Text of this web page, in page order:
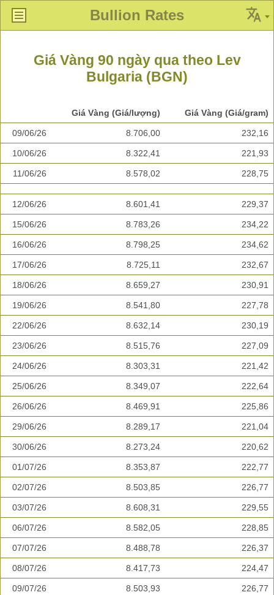
Bullion Rates
Giá Vàng 90 ngày qua theo Lev
Bulgaria (BGN)
Giá Vàng (Giá/lượng) Giá Vàng (Giá/gram)
09/06/26 8.706,00 232,16
10/06/26 8.322,41 221,93
11/06/26 8.578,02 228,75
12/06/26 8.601,41 229,37
15/06/26 8.783,26 234,22
16/06/26 8.798,25 234,62
17/06/26 8.725,11 232,67
18/06/26 8.659,27 230,91
19/06/26 8.541,80 227,78
22/06/26 8.632,14 230,19
23/06/26 8.515,76 227,09
24/06/26 8.303,31 221,42
25/06/26 8.349,07 222,64
26/06/26 8.469,91 225,86
29/06/26 8.289,17 221,04
30/06/26 8.273,24 220,62
01/07/26 8.353,87 222,77
02/07/26 8.503,85 226,77
03/07/26 8.608,31 229,55
06/07/26 8.582,05 228,85
07/07/26 8.488,78 226,37
08/07/26 8.417,73 224,47
09/07/26 8.503,93 226,77